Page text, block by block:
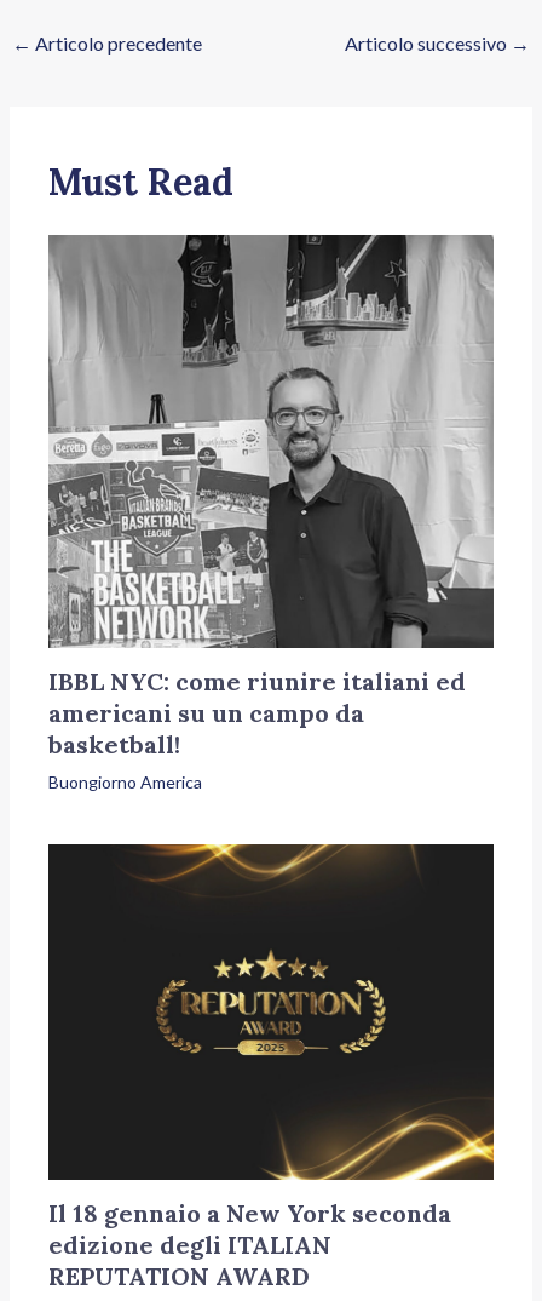
← Articolo precedente Articolo successivo →
Must Read
IBBL NYC: come riunire italiani ed
americani su un campo da
basketball!
Buongiorno America
Il 18 gennaio a New York seconda
edizione degli ITALIAN
REPUTATION AWARD